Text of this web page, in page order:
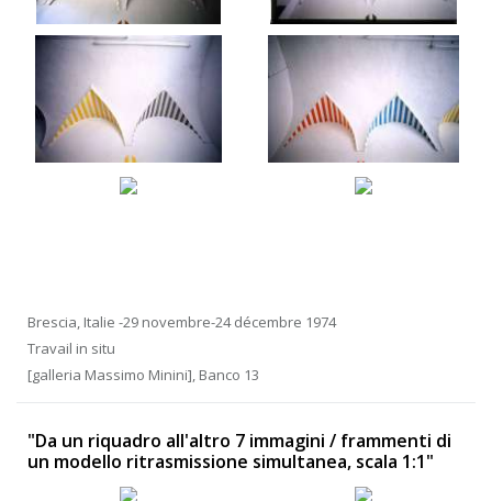
Brescia, Italie -29 novembre-24 décembre 1974
Travail in situ
[galleria Massimo Minini], Banco 13
"Da un riquadro all'altro 7 immagini / frammenti di
un modello ritrasmissione simultanea, scala 1:1"